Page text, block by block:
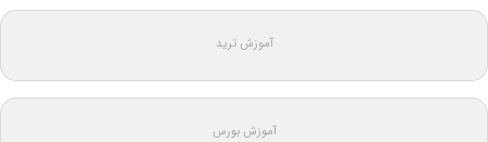
آموزش ترید
آموزش بورس